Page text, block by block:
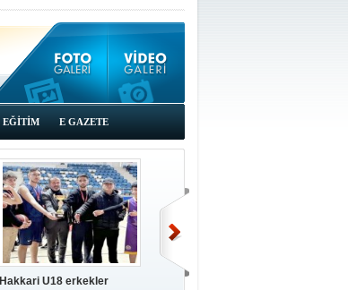
EĞİTİM E GAZETE
Hakkari U18 erkekler